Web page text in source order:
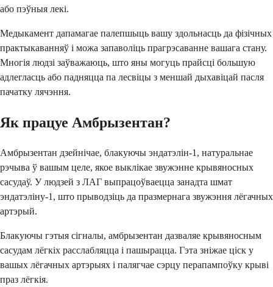
або пэўныя лекі.
Медыкамент дапамагае палепшыць вашу здольнасць да фізічных
практыкаванняў і можа запаволіць прагрэсаванне вашага стану.
Многія людзі заўважаюць, што яны могуць прайсці большую
адлегласць або падняцца па лесвіцы з меншай дыхавіцай пасля
пачатку лячэння.
Як працуе Амбрызентан?
Амбрызентан дзейнічае, блакуючы эндатэлін-1, натуральнае
рэчыва ў вашым целе, якое выклікае звужэнне крывяносных
сасудаў. У людзей з ЛАГ выпрацоўваецца занадта шмат
эндатэліну-1, што прыводзіць да празмернага звужэння лёгачных
артэрый.
Блакуючы гэтыя сігналы, амбрызентан дазваляе крывяносным
сасудам лёгкіх расслабляцца і пашырацца. Гэта зніжае ціск у
вашых лёгачных артэрыях і палягчае сэрцу перапампоўку крыві
праз лёгкія.